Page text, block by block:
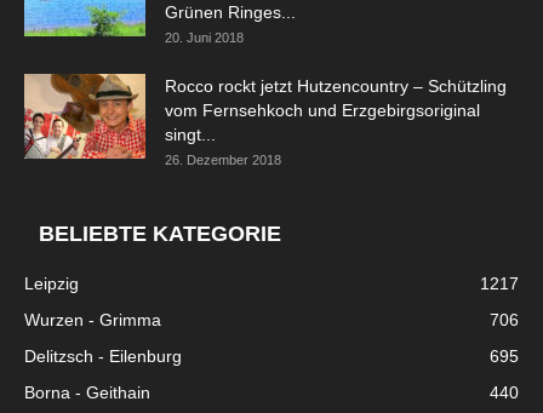
Grünen Ringes...
20. Juni 2018
Rocco rockt jetzt Hutzencountry – Schützling
vom Fernsehkoch und Erzgebirgsoriginal
singt...
26. Dezember 2018
BELIEBTE KATEGORIE
Leipzig
1217
Wurzen - Grimma
706
Delitzsch - Eilenburg
695
Borna - Geithain
440